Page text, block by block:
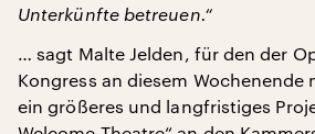
Unterkünfte betreuen.“
… sagt Malte Jelden, für den der
Kongress an diesem
ein größeres und langfristiges